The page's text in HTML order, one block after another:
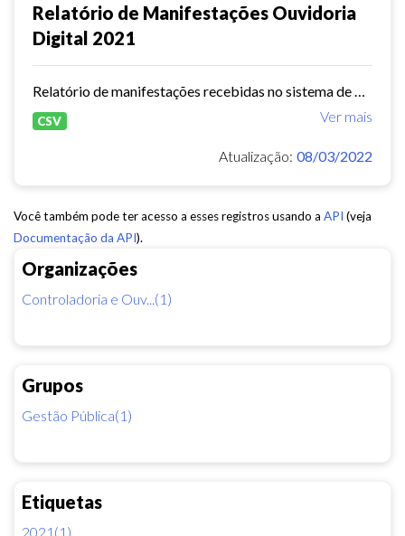
Organizações
Controladoria e Ouv...(1)
Grupos
Gestão Pública(1)
Etiquetas
2021(1)
Relatório de Manifestações Ouvidoria
Digital 2021
Ver mais
CSV
Atualização: 08/03/2022
Você também pode ter acesso a esses registros usando a API (veja
Documentação da API).